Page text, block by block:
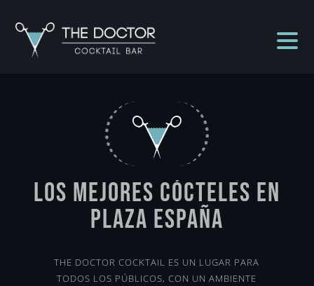
Los mejores cócteles en
Plaza España
THE DOCTOR COCKTAIL ES UN LUGAR PARA
TODOS LOS PÚBLICOS, CON UN AMBIENTE